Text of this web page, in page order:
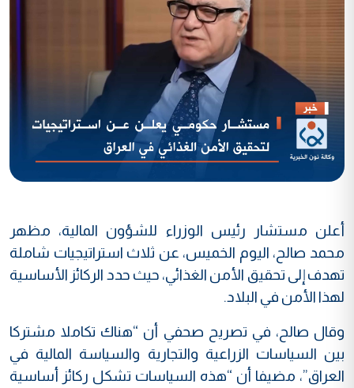
أعلن مستشار رئيس الوزراء للشؤون المالية، مظهر
محمد صالح، اليوم الخميس، عن ثلاث استراتيجيات شاملة
تهدف إلى تحقيق الأمن الغذائي، حيث حدد الركائز الأساسية
لهذا الأمن في البلاد.
وقال صالح، في تصريح صحفي أن “هناك تكاملا مشتركا
بين السياسات الزراعية والتجارية والسياسة المالية في
العراق”، مضيفا أن “هذه السياسات تشكل ركائز أساسية